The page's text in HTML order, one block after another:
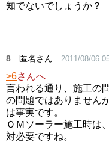
知でないでしょうか？
8 匿名さん 2011/08/06
>6さんへ
言われる通り、施工の
の問題ではありません
は事実です。
ＯＭソーラー施工時は
対必要ですね。